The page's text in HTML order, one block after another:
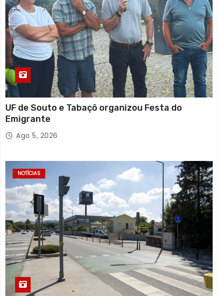
UF de Souto e Tabaçô organizou Festa do
Emigrante
Ago 5, 2026
NOTÍCIAS